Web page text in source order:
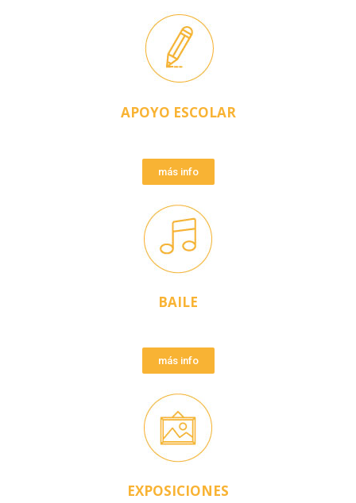
APOYO ESCOLAR
más info
BAILE
más info
EXPOSICIONES